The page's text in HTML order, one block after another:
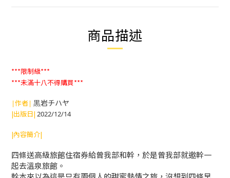
商品描述
***限制級***
***未滿十八不得購買***
|作者| 黒岩チハヤ
|出版日| 2022/12/14
|內容簡介|
四條送高級旅館住宿券給曾我部和幹，於是曾我部就邀幹一
起去溫泉旅館。